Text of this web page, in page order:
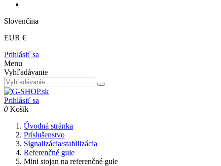
Slovenčina
EUR €
Prihlásiť sa
Menu
Vyhľadávanie
Prihlásiť sa
0 Košík
Úvodná stránka
Príslušenstvo
Signalizácia/stabilizácia
Referenčné gule
Mini stojan na referenčné gule